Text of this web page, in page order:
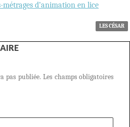
métrages d’animation en lice
LES CÉSAR
pas publiée. Les champs obligatoires